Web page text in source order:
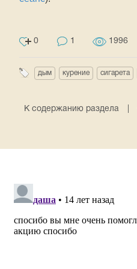
0 1 1996
дым курение сигарета
К содержанию раздела